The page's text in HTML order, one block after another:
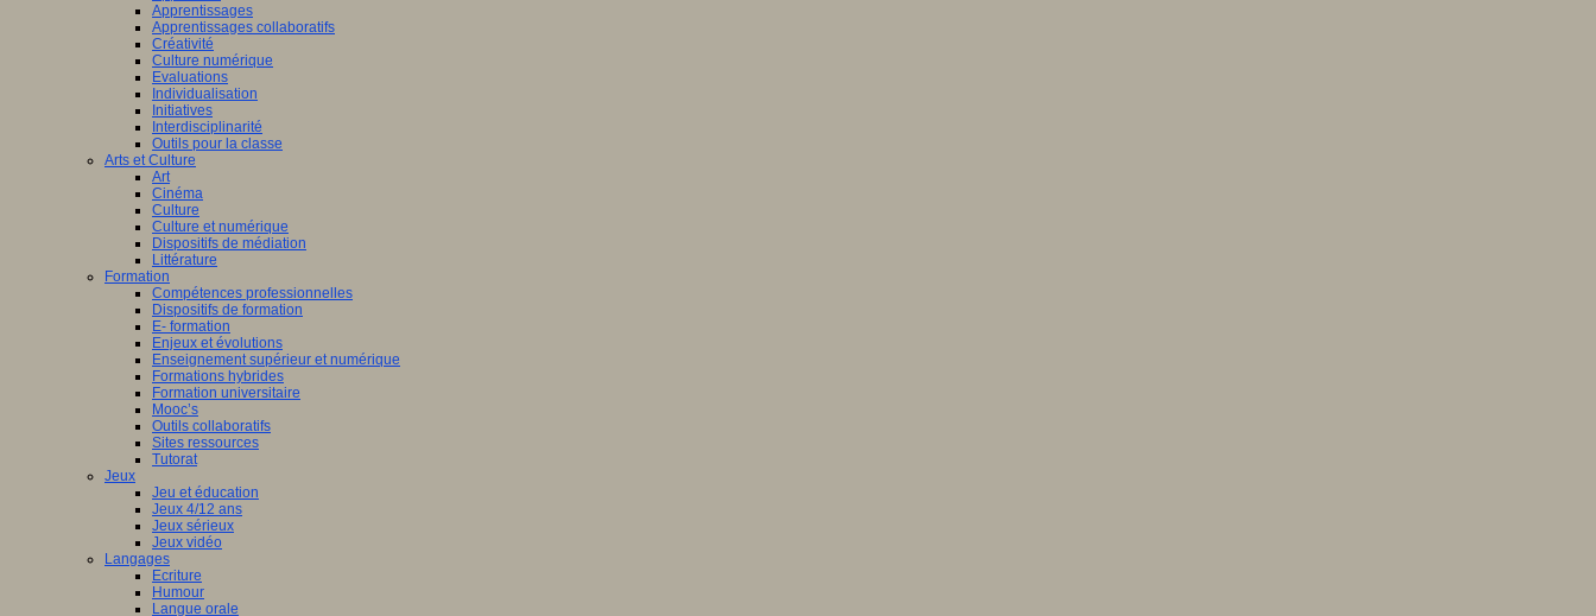
Apprentissages
Apprentissages collaboratifs
Créativité
Culture numérique
Evaluations
Individualisation
Initiatives
Interdisciplinarité
Outils pour la classe
Arts et Culture
Art
Cinéma
Culture
Culture et numérique
Dispositifs de médiation
Littérature
Formation
Compétences professionnelles
Dispositifs de formation
E- formation
Enjeux et évolutions
Enseignement supérieur et numérique
Formations hybrides
Formation universitaire
Mooc’s
Outils collaboratifs
Sites ressources
Tutorat
Jeux
Jeu et éducation
Jeux 4/12 ans
Jeux sérieux
Jeux vidéo
Langages
Ecriture
Humour
Langue orale